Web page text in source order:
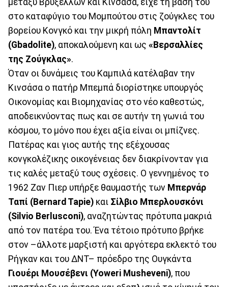
μεταξύ Βρυξελλών και Κινσάσα, είχε τη βάση του
στο καταφύγιο του Μομπούτου στις ζούγκλες του
βορείου Κονγκό και την μικρή πόλη Μπαντολίτ
(Gbadolite), αποκαλούμενη και ως «Βερσαλλίες
της Ζούγκλας».
Όταν οι δυνάμεις του Καμπιλά κατέλαβαν την
Κινσάσα ο πατήρ Μπεμπά διορίστηκε υπουργός
Οικονομίας και Βιομηχανίας στο νέο καθεστώς,
αποδεικνύοντας πως και σε αυτήν τη γωνιά του
κόσμου, το μόνο που έχει αξία είναι οι μπίζνες.
Πατέρας και γιος αυτής της εξέχουσας
κονγκολέζικης οικογένειας δεν διακρίνονταν για
τις καλές μεταξύ τους σχέσεις. Ο γεννημένος το
1962 Ζαν Πιερ υπήρξε θαυμαστής των Μπερνάρ
Ταπί (Bernard Tapie) και Σίλβιο Μπερλουσκόνι
(Silvio Berlusconi), αναζητώντας πρότυπα μακριά
από τον πατέρα του. Ένα τέτοιο πρότυπο βρήκε
στον –άλλοτε μαρξιστή και αργότερα εκλεκτό του
Ρήγκαν και του ΔΝΤ– πρόεδρο της Ουγκάντα
Γιουέρι Μουσέβενι (Yoweri Musheveni), που